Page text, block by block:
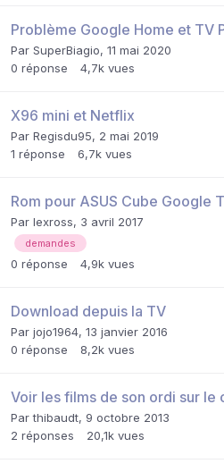
Problème Google Home et TV
Par SuperBiagio, 11 mai 2020
0 réponse 4,7k vues
X96 mini et Netflix
Par Regisdu95, 2 mai 2019
1 réponse 6,7k vues
Rom pour ASUS Cube Google
Par lexross, 3 avril 2017
demandes
0 réponse 4,9k vues
Download depuis la TV
Par jojo1964, 13 janvier 2016
0 réponse 8,2k vues
Voir les films de son ordi sur le
Parthibaudt, 9 octobre 2013
2 réponses 20,1k vues